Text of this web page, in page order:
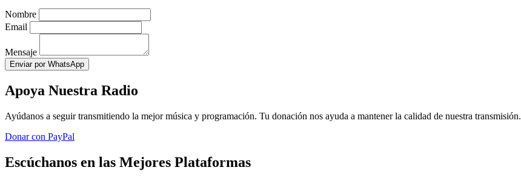
Nombre
Email
Mensaje
Enviar por WhatsApp
Apoya Nuestra Radio
Ayúdanos a seguir transmitiendo la mejor música y programación. Tu donación nos ayuda a mantener la calidad de nuestra transmisión.
Donar con PayPal
Escúchanos en las Mejores Plataformas